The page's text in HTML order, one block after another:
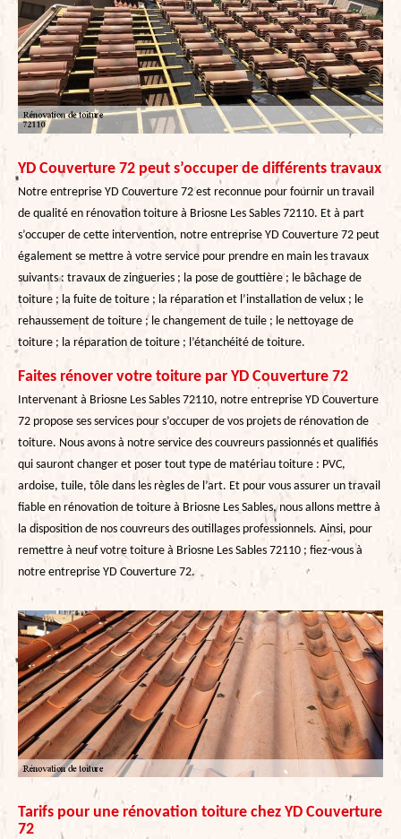
YD Couverture 72 peut s’occuper de différents travaux
Notre entreprise YD Couverture 72 est reconnue pour fournir un travail
de qualité en rénovation toiture à Briosne Les Sables 72110. Et à part
s’occuper de cette intervention, notre entreprise YD Couverture 72 peut
également se mettre à votre service pour prendre en main les travaux
suivants : travaux de zingueries ; la pose de gouttière ; le bâchage de
toiture ; la fuite de toiture ; la réparation et l’installation de velux ; le
rehaussement de toiture ; le changement de tuile ; le nettoyage de
toiture ; la réparation de toiture ; l’étanchéité de toiture.
Faites rénover votre toiture par YD Couverture 72
Intervenant à Briosne Les Sables 72110, notre entreprise YD Couverture
72 propose ses services pour s’occuper de vos projets de rénovation de
toiture. Nous avons à notre service des couvreurs passionnés et qualifiés
qui sauront changer et poser tout type de matériau toiture : PVC,
ardoise, tuile, tôle dans les règles de l’art. Et pour vous assurer un travail
fiable en rénovation de toiture à Briosne Les Sables, nous allons mettre à
la disposition de nos couvreurs des outillages professionnels. Ainsi, pour
remettre à neuf votre toiture à Briosne Les Sables 72110 ; fiez-vous à
notre entreprise YD Couverture 72.
Tarifs pour une rénovation toiture chez YD Couverture
72